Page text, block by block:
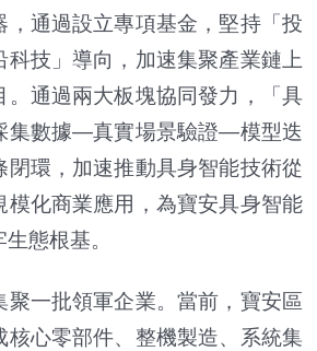
，通過設立專項基金，堅持「投
科技」導向，加速集聚產業鏈上
。通過兩大板塊協同發力，「具
集數據—真實場景驗證—模型迭
閉環，加速推動具身智能技術從
模化商業應用，為寶安具身智能
態根基。
一批領軍企業。當前，寶安區
核心零部件、整機製造、系統集